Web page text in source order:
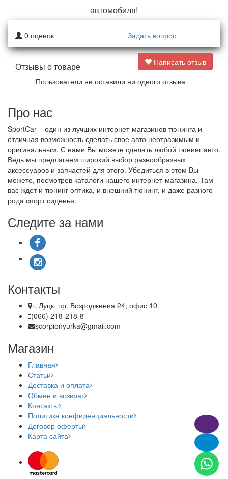
автомобиля!
0 оценок Задать вопрос
Отзывы о товаре
Написать отзыв
Пользователи не оставили ни одного отзыва
Про нас
SportCar – один из лучших интернет-магазинов тюнинга и
отличная возможность сделать свое авто неотразимым и
оригинальным. С нами Вы можете сделать любой тюнинг авто.
Ведь мы предлагаем широкий выбор разнообразных
аксессуаров и запчастей для этого. Убедиться в этом Вы
можете, посмотрев каталоги нашего интернет-магазина. Там
вас ждет и тюнинг оптика, и внешний тюнинг, и даже разного
рода спорт сиденья.
Следите за нами
Контакты
г. Луцк, пр. Возроджения 24, офис 10
(066) 218-218-8
scorpionyurka@gmail.com
Магазин
Главная
Статьи
Доставка и оплата
Обмен и возврат
Контакты
Политика конфиденциальности
Договор оферты
Карта сайта